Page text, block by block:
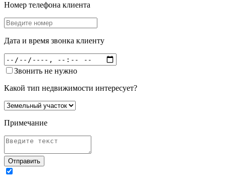
Номер телефона клиента
Дата и время звонка клиенту
Звонить не нужно
Какой тип недвижимости интересует?
Примечание
Отправить